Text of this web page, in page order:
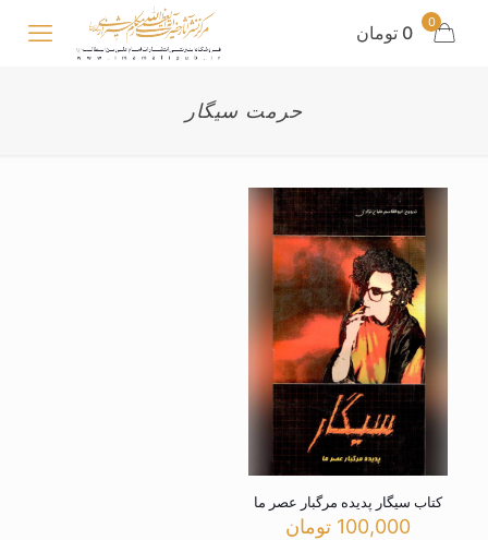
0 0 تومان
حرمت سیگار
کتاب سیگار پدیده مرگبار عصر ما
100,000 تومان